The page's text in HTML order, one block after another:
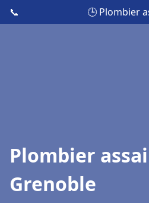
📞 🕒 Plombier
Plombier
Grenoble